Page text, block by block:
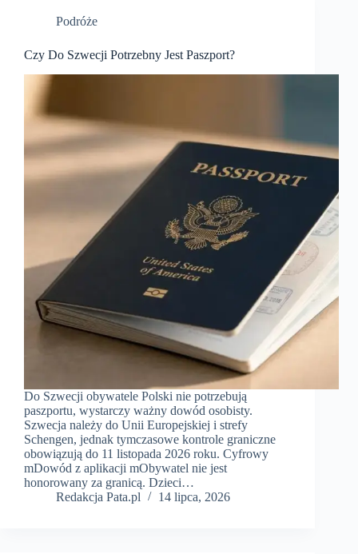
Podróże
Czy Do Szwecji Potrzebny Jest Paszport?
Do Szwecji obywatele Polski nie potrzebują
paszportu, wystarczy ważny dowód osobisty.
Szwecja należy do Unii Europejskiej i strefy
Schengen, jednak tymczasowe kontrole graniczne
obowiązują do 11 listopada 2026 roku. Cyfrowy
mDowód z aplikacji mObywatel nie jest
honorowany za granicą. Dzieci…
Redakcja Pata.pl
14 lipca, 2026